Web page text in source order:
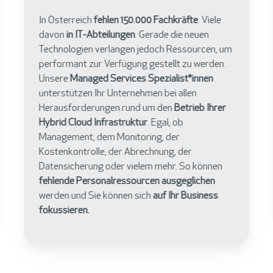
DerMangel an Strom, Platz, Kühlung,
Bandbreite oder anderen Faktorenkann dazu
führen, dass das eigene Rechenzentrum nicht
erweitert werden kann. Mit einerDatacenter as
a ServiceLösung könnenUnternehmen Teile
des Rechenzentrums auslagernund so
Ressourcen sparen. Verbrauchsbasierte
as you grow”Modelle ermöglichen dabei, dass
Sie nur das bezahlen, was sie auch wirklich
nutzen.